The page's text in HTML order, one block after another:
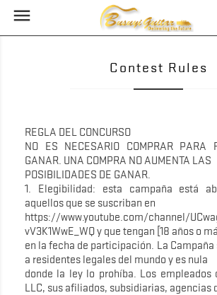

Contest Rules
REGLA DEL CONCURSO
NO ES NECESARIO COMPRAR PARA
GANAR. UNA COMPRA NO AUMENTA LAS
POSIBILIDADES DE GANAR.
1. Elegibilidad: esta campaña está
aquellos que se suscriban en
https://www.youtube.com/channel/
vV3K1WwE_WQ y que tengan [18 años o
en la fecha de participación. La
a residentes legales del mundo y es nula
donde la ley lo prohíba. Los empleados
LLC, sus afiliados, subsidiarias, agencias